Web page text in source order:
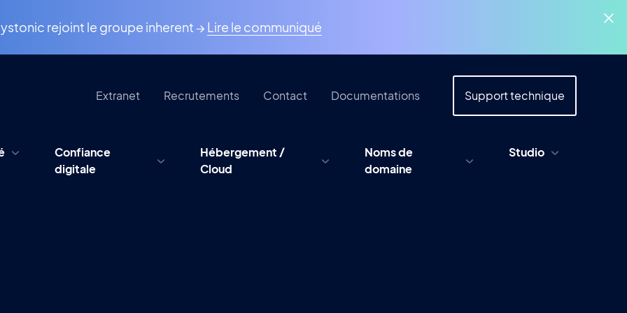
rejoint le groupe inherent → Lire le communiqué
Extranet Recrutements Contact Documentations Support technique
Confiance
digitale
Hébergement /
Cloud
Noms de
domaine
Studio